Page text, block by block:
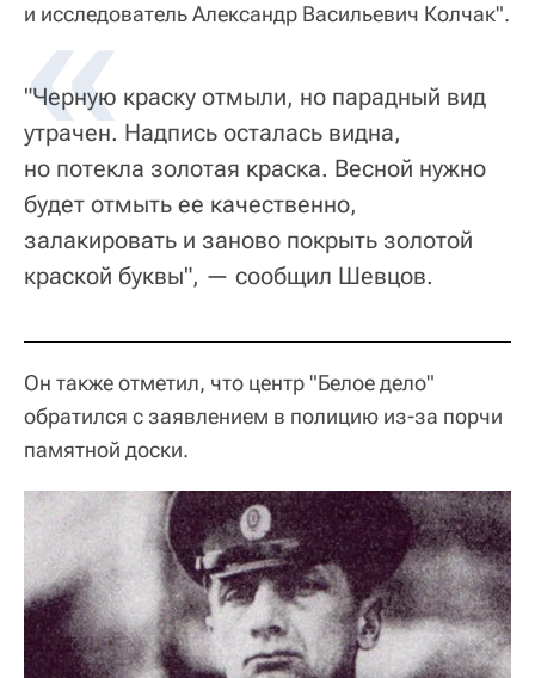
и исследователь Александр Васильевич Колчак".
"Черную краску отмыли, но парадный вид
утрачен. Надпись осталась видна,
но потекла золотая краска. Весной нужно
будет отмыть ее качественно,
залакировать и заново покрыть золотой
краской буквы", — сообщил Шевцов.
Он также отметил, что центр "Белое дело"
обратился с заявлением в полицию из-за порчи
памятной доски.